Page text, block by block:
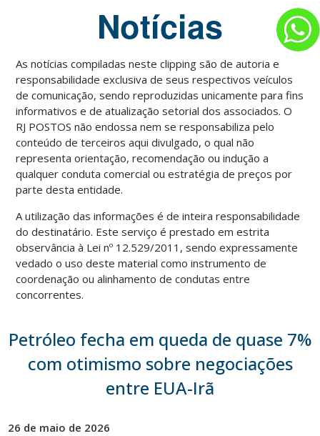
Notícias
As notícias compiladas neste clipping são de autoria e
responsabilidade exclusiva de seus respectivos veículos
de comunicação, sendo reproduzidas unicamente para fins
informativos e de atualização setorial dos associados. O
RJ POSTOS não endossa nem se responsabiliza pelo
conteúdo de terceiros aqui divulgado, o qual não
representa orientação, recomendação ou indução a
qualquer conduta comercial ou estratégia de preços por
parte desta entidade.
A utilização das informações é de inteira responsabilidade
do destinatário. Este serviço é prestado em estrita
observância à Lei nº 12.529/2011, sendo expressamente
vedado o uso deste material como instrumento de
coordenação ou alinhamento de condutas entre
concorrentes.
Petróleo fecha em queda de quase 7%
com otimismo sobre negociações
entre EUA-Irã
26 de maio de 2026